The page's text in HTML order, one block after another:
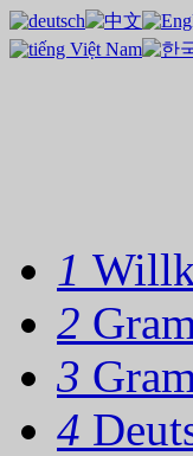
1
2
3
4